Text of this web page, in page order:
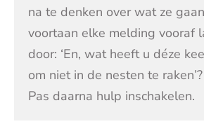
na te denken over wat ze
voortaan elke melding vooraf
door: ‘En, wat heeft u déze
om niet in de nesten te raken’?
Pas daarna hulp inschakelen.